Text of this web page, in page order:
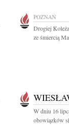
POZNAŃ
Drogiej
ze śmiercią
W dniu 16
obowiązków